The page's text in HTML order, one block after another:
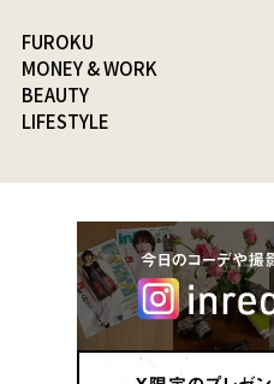
FUROKU
MONEY & WORK
BEAUTY
LIFESTYLE